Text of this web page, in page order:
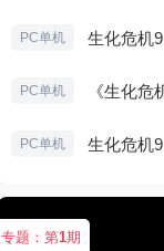
PC单机
PC单机
PC单机
专题：第1期